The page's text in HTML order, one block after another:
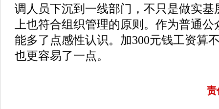
调人员下沉到一线部门，不只是做实
上也符合组织管理的原则。作为普通
能多了点感性认识。加300元钱工资算
也更容易了一点。